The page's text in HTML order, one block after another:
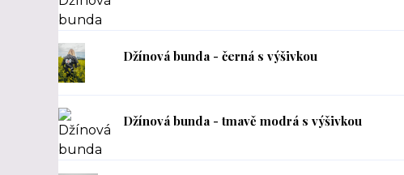
Džínová bunda - černá s výšivkou
Džínová bunda - tmavě modrá s výšivkou